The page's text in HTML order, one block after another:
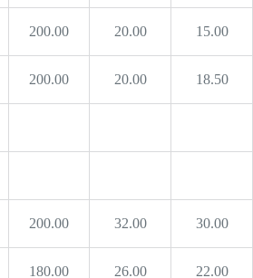
200.00 20.00 15.00
200.00 20.00 18.50
200.00 32.00 30.00
180.00 26.00 22.00